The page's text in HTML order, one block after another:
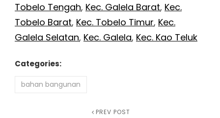
Tobelo Tengah, Kec. Galela Barat, Kec.
Tobelo Barat, Kec. Tobelo Timur, Kec.
Galela Selatan, Kec. Galela, Kec. Kao Teluk
Categories:
bahan bangunan
PREV POST